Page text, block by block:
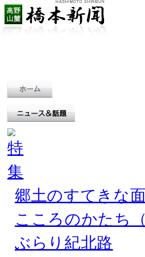
郷土のすてきな
こころのかたち
ぶらり紀北路